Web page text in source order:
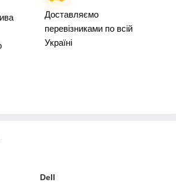
Доставляємо
перевізниками по всій
Україні
Dell